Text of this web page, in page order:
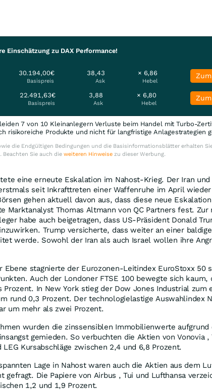
Einschätzung zu DAX Performance!
30.194,00€
Basispreis
38,43
Ask
× 6,86
Hebel
22.491,63€
Basispreis
3,88
Ask
× 6,80
Hebel
7 von 10 Kleinanlegern Verluste beim Handel mit Turbo-
risikoreiche Produkte und nicht für langfristige Anlagestrategien
die Endgültigen Bedingungen und die Basisinformationsblätter erhalten
Beachten Sie auch die weiteren Hinweisezu dieser Werbung.
eine erneute Eskalation im Nahost-Krieg. Der Iran und
seit Inkrafttreten einer Waffenruhe im April
gehen aktuell davon aus, dass diese neue
Marktanalyst Thomas Altmann von QC Partners fest. Zur
habe auch beigetragen, dass US-Präsident Donald
Trump versicherte, dass weiter an einer
werde. Sowohl der Iran als auch Israel wollen ihre
Ebene stagnierte der Eurozonen-Leitindex EuroStoxx 50
Auch der Londoner FTSE 100 bewegte sich kaum,
Prozent. In New York stieg der Dow Jones Industrial zum
rund 0,3 Prozent. Der technologielastige Auswahlindex
um mehr als zwei Prozent.
wurden die zinssensiblen Immobilienwerte aufgrund
gemieden. So verbuchten die Aktien von Vonovia ,
Kursabschläge zwischen 2,4 und 6,8 Prozent.
Lage in Nahost waren auch die Aktien aus dem
gefragt. Die Papiere von Airbus , Tui und Lufthansa
1,2 und 1,9 Prozent.